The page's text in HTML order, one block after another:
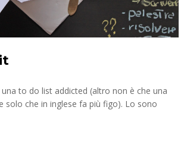
to do list addicted (altro non è che una
solo che in inglese fa più figo). Lo sono